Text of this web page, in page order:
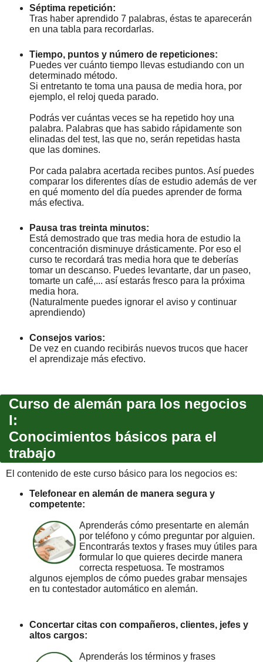
Séptima repetición:
Tras haber aprendido 7 palabras, éstas te aparecerán
en una tabla para recordarlas.
Tiempo, puntos y número de repeticiones:
Puedes ver cuánto tiempo llevas estudiando con un
determinado método.
Si entretanto te toma una pausa de media hora, por
ejemplo, el reloj queda parado.
Podrás ver cuántas veces se ha repetido hoy una
palabra. Palabras que has sabido rápidamente son
elinadas del test, las que no, serán repetidas hasta
que las domines.
Por cada palabra acertada recibes puntos. Así puedes
comparar los diferentes días de estudio además de ver
en qué momento del día puedes aprender de forma
más efectiva.
Pausa tras treinta minutos:
Está demostrado que tras media hora de estudio la
concentración disminuye drásticamente. Por eso el
curso te recordará tras media hora que te deberías
tomar un descanso. Puedes levantarte, dar un paseo,
tomarte un café,... así estarás fresco para la próxima
media hora.
(Naturalmente puedes ignorar el aviso y continuar
aprendiendo)
Consejos varios:
De vez en cuando recibirás nuevos trucos que hacer
el aprendizaje más efectivo.
Curso de alemán para los negocios
I:
Conocimientos básicos para el
trabajo
El contenido de este curso básico para los negocios es:
Telefonear en alemán de manera segura y
competente:
Aprenderás cómo presentarte en alemán
por teléfono y cómo preguntar por alguien.
Encontrarás textos y frases muy útiles para
formular lo que quieres decirde manera
correcta respetuosa. Te mostramos
algunos ejemplos de cómo puedes grabar mensajes
en tu contestador automático en alemán.
Concertar citas con compañeros, clientes, jefes y
altos cargos:
Aprenderás los términos y frases